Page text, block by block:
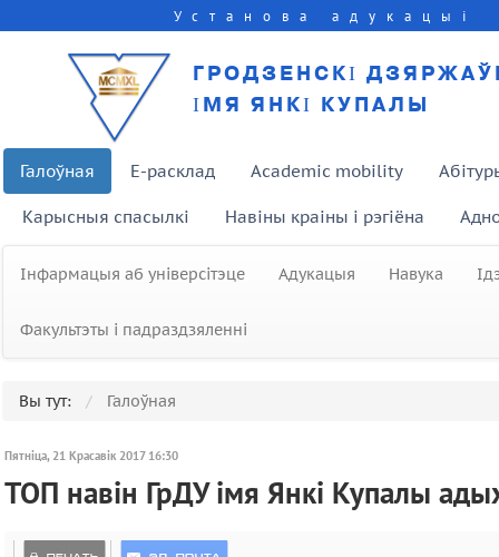
Установа адукацыі
ГРОДЗЕНСКІ
ІМЯ ЯНКІ КУПАЛЫ
Галоўная E-расклад Academic mobility
Карысныя спасылкі Навіны краіны і рэгіёна
Інфармацыя аб універсітэце Адукацыя Навука
Факультэты і падраздзяленні
Вы тут: Галоўная
Пятніца, 21 Красавік 2017 16:30
ТОП навін ГрДУ імя Янкі Купалы